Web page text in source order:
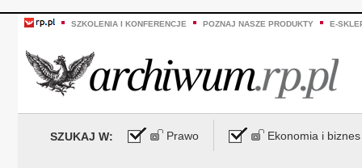
SZKOLENIA I KONFERENCJE POZNAJ NASZE PRODUKTY E-
SZUKAJ W: Prawo Ekonomia i biznes